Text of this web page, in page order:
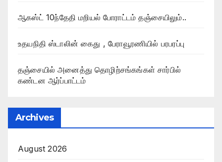
ஆகஸ்ட் 10ந்தேதி மறியல் போராட்டம் தஞ்சையிலும்..
உதயநிதி ஸ்டாலின் கைது , பேராவூரணியில் பரபரப்பு
தஞ்சையில் அனைத்து தொழிற்சங்கங்கள் சார்பில்
கண்டன ஆர்ப்பாட்டம்
Archives
August 2026